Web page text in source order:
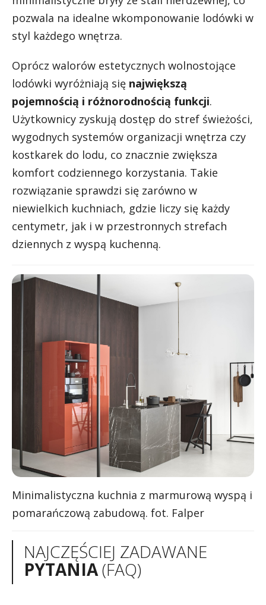
pozwala na idealne wkomponowanie lodówki w
styl każdego wnętrza.
Oprócz walorów estetycznych wolnostojące
lodówki wyróżniają się największą
pojemnością i różnorodnością funkcji.
Użytkownicy zyskują dostęp do stref świeżości,
wygodnych systemów organizacji wnętrza czy
kostkarek do lodu, co znacznie zwiększa
komfort codziennego korzystania. Takie
rozwiązanie sprawdzi się zarówno w
niewielkich kuchniach, gdzie liczy się każdy
centymetr, jak i w przestronnych strefach
dziennych z wyspą kuchenną.
Minimalistyczna kuchnia z marmurową wyspą i
pomarańczową zabudową. fot. Falper
NAJCZĘŚCIEJ ZADAWANE
PYTANIA(FAQ)